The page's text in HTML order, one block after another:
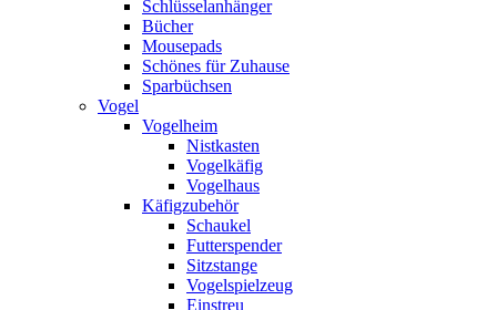
Schlüsselanhänger
Bücher
Mousepads
Schönes für Zuhause
Sparbüchsen
Vogel
Vogelheim
Nistkasten
Vogelkäfig
Vogelhaus
Käfigzubehör
Schaukel
Futterspender
Sitzstange
Vogelspielzeug
Einstreu